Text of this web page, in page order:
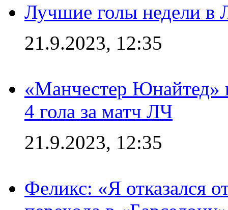
Лучшие голы недели в
21.9.2023, 12:35
«Манчестер Юнайтед»
4 гола за матч ЛЧ
21.9.2023, 12:35
Феликс: «Я отказался